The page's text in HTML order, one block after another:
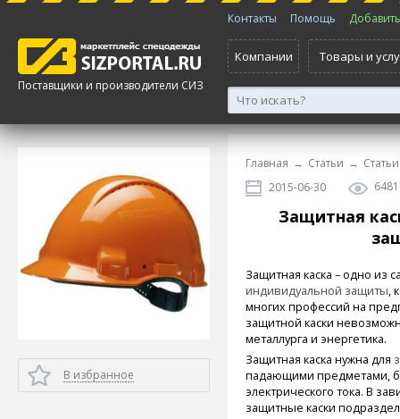
Поставщики и производители СИЗ
Контакты Помощь
Компании Товары и
В избранное
Главная → Статьи →
2015-06-30
Защитная
Защитная каска – одно из
индивидуальной защиты,
многих профессий на
защитной каски
металлурга и энергетика.
Защитная каска нужна для
падающими предметами,
электрического тока. В
защитные каски